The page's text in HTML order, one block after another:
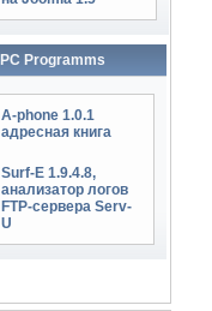
PC Programms
A-phone 1.0.1
адресная книга
Surf-E 1.9.4.8,
анализатор логов
FTP-сервера Serv-
U